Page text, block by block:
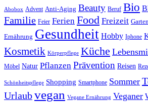
Abobox Advent Anti-Aging Beauty Beruf Bio
Familie Feier Ferien Food Freizeit
Ernährung Gesundheit Hobby Iphone
Kosmetik Körperpflege Küche
Möbel Natur Pflanzen Prävention Reisen
Schönheitspflege Shopping Smartphone Sommer
Urlaubvegan Vegane Ernährung Veganer